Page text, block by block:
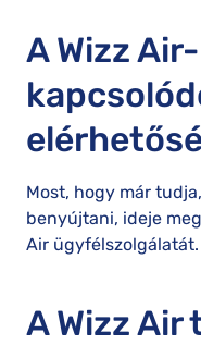
A Wizz
Most, hogy már
benyújtani, ideje
Air ügyfélszolgálatát.
A Wizz